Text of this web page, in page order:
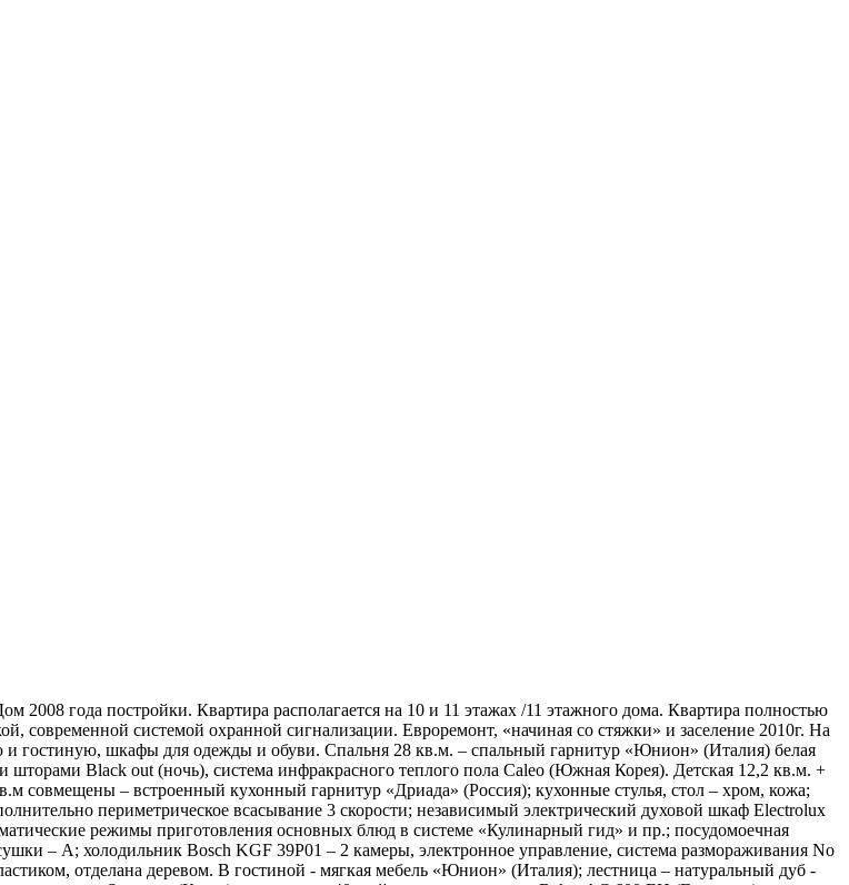
2008 года постройки. Квартира располагается на 10 и 11 этажах /11 этажного дома. Квартира полностью
современной системой охранной сигнализации. Евроремонт, «начиная со стяжки» и заселение 2010г. На
гостиную, шкафы для одежды и обуви. Спальня 28 кв.м. – спальный гарнитур «Юнион» (Италия) белая
шторами Black out (ночь), система инфракрасного теплого пола Caleo (Южная Корея). Детская 12,2 кв.м. +
совмещены – встроенный кухонный гарнитур «Дриада» (Россия); кухонные стулья, стол – хром, кожа;
периметрическое всасывание 3 скорости; независимый электрический духовой шкаф Electrolux
режимы приготовления основных блюд в системе «Кулинарный гид» и пр.; посудомоечная
– А; холодильник Bosch KGF 39P01 – 2 камеры, электронное управление, система размораживания No
отделана деревом. В гостиной - мягкая мебель «Юнион» (Италия); лестница – натуральный дуб -